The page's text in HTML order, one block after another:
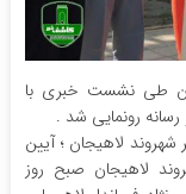
طی نشست خبری با
رونمایی شد .
لاهیجان ؛ آیین
لاهیجان صبح روز